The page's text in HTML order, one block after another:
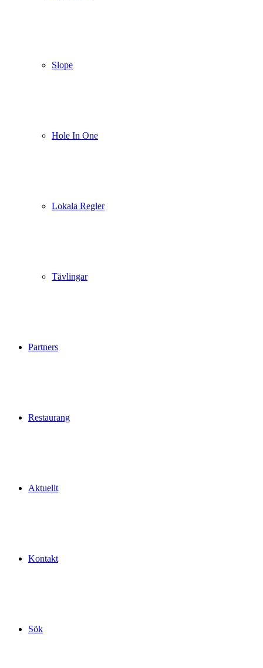
Slope
Hole In One
Lokala Regler
Tävlingar
Partners
Restaurang
Aktuellt
Kontakt
Sök